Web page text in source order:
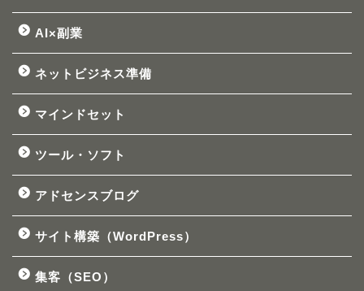
AI×副業
ネットビジネス準備
マインドセット
ツール・ソフト
アドセンスブログ
サイト構築（WordPress）
集客（SEO）